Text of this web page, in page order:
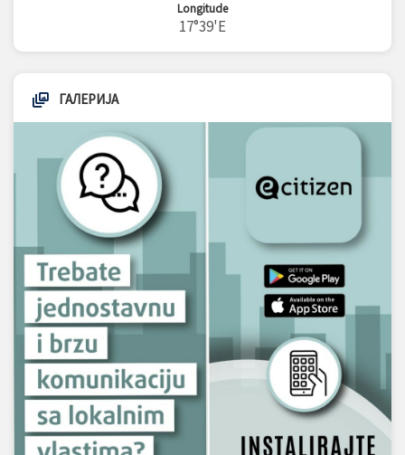
Longitude
17°39'E
ГАЛЕРИЈА